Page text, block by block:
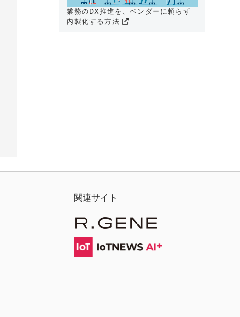
業務のDX推進を、ベンダーに頼らず
内製化する方法
関連サイト